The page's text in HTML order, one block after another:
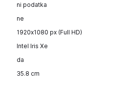
ni podatka
ne
1920x1080 px (Full HD)
Intel Iris Xe
da
35.8 cm